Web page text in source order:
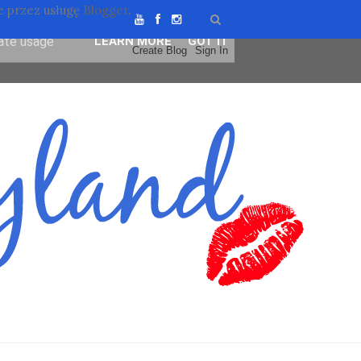
przez usługę Blogger.
agent
usage
LEARN MORE GOT IT